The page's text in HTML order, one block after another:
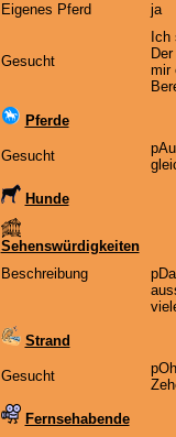
Eigenes Pferd
ja
Gesucht
mir
Pferde
Gesucht
Hunde
Sehenswürdigkeiten
Beschreibung
Strand
Gesucht
Fernsehabende